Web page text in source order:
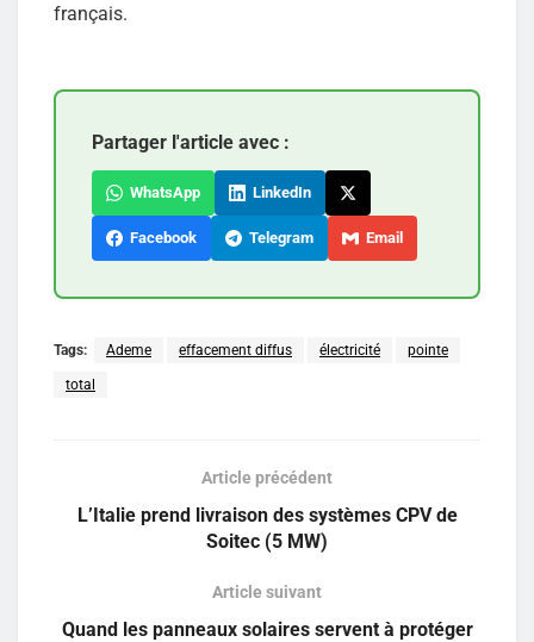
français.
Partager l'article avec :
WhatsApp LinkedIn
Facebook Telegram Email
Tags: Ademe effacement diffus électricité pointe
total
Article précédent
L’Italie prend livraison des systèmes CPV de
Soitec (5 MW)
Article suivant
Quand les panneaux solaires servent à protéger